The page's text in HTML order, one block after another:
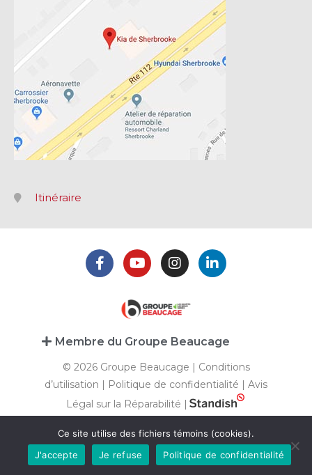
Itinéraire
Membre du Groupe Beaucage
© 2026 Groupe Beaucage | Conditions
d’utilisation
Politique de confidentialité
Avis
Légal sur la Réparabilité
Ce site utilise des fichiers témoins (cookies).
J'accepte
Je refuse Politique de confidentialité